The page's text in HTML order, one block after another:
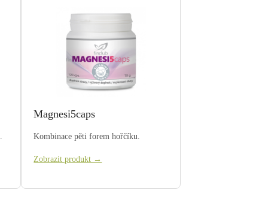
Magnesi5caps
Kombinace pěti forem hořčíku.
Zobrazit produkt →